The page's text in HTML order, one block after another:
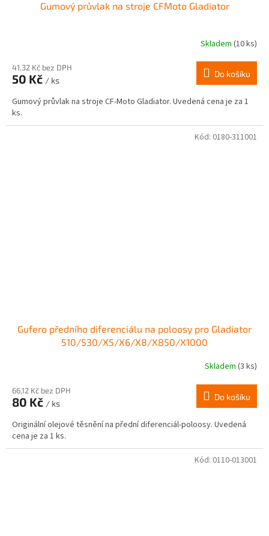
Gumový průvlak na stroje CFMoto Gladiator
Skladem (10 ks)
41,32 Kč bez DPH
50 Kč / ks
Do košíku
Gumový průvlak na stroje CF-Moto Gladiator. Uvedená cena je za 1
ks.
Gufero předního diferenciálu na poloosy pro Gladiator
510/530/X5/X6/X8/X850/X1000
Skladem (3 ks)
66,12 Kč bez DPH
80 Kč / ks
Do košíku
Originální olejové těsnění na přední diferenciál-poloosy. Uvedená
cena je za 1 ks.
Kód: 0180-311001
Kód: 0110-013001